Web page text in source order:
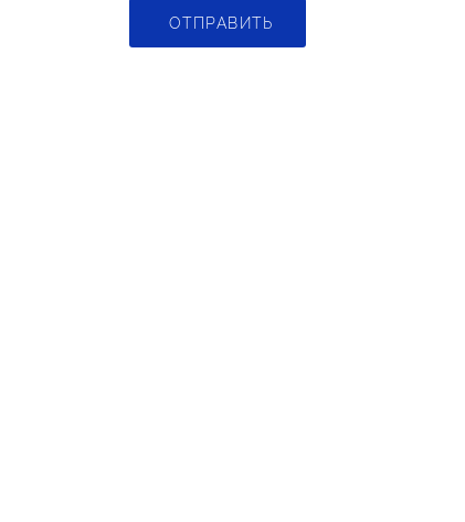
ОТПРАВИТЬ